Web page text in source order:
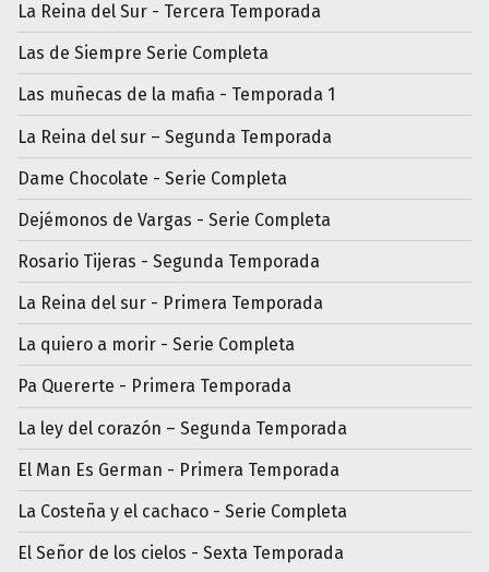
La Reina del Sur - Tercera Temporada
Las de Siempre Serie Completa
Las muñecas de la mafia - Temporada 1
La Reina del sur – Segunda Temporada
Dame Chocolate - Serie Completa
Dejémonos de Vargas - Serie Completa
Rosario Tijeras - Segunda Temporada
La Reina del sur - Primera Temporada
La quiero a morir - Serie Completa
Pa Quererte - Primera Temporada
La ley del corazón – Segunda Temporada
El Man Es German - Primera Temporada
La Costeña y el cachaco - Serie Completa
El Señor de los cielos - Sexta Temporada